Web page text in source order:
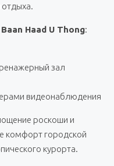
отдыха.
Haad U Thong:
зал
видеонаблюдения
роскоши и
комфорт городской
курорта.